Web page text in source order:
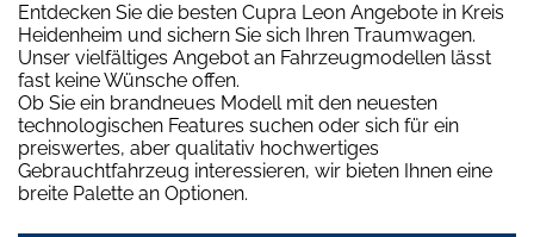
Entdecken Sie die besten Cupra Leon Angebote in Kreis
Heidenheim und sichern Sie sich Ihren Traumwagen.
Unser vielfältiges Angebot an Fahrzeugmodellen lässt
fast keine Wünsche offen.
Ob Sie ein brandneues Modell mit den neuesten
technologischen Features suchen oder sich für ein
preiswertes, aber qualitativ hochwertiges
Gebrauchtfahrzeug interessieren, wir bieten Ihnen eine
breite Palette an Optionen.